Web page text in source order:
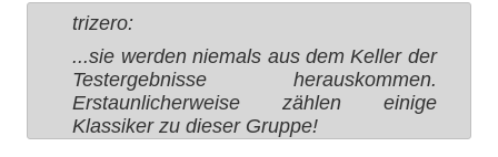
trizero:
...sie werden niemals aus dem Keller der
Testergebnisse herauskommen.
Erstaunlicherweise zählen einige
Klassiker zu dieser Gruppe!